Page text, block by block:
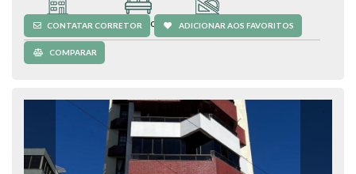
Apartamento 3 quartos 97,05 m²
CONTATAR CORRETOR ADICIONAR AOS FAVORITOS
COMPARAR